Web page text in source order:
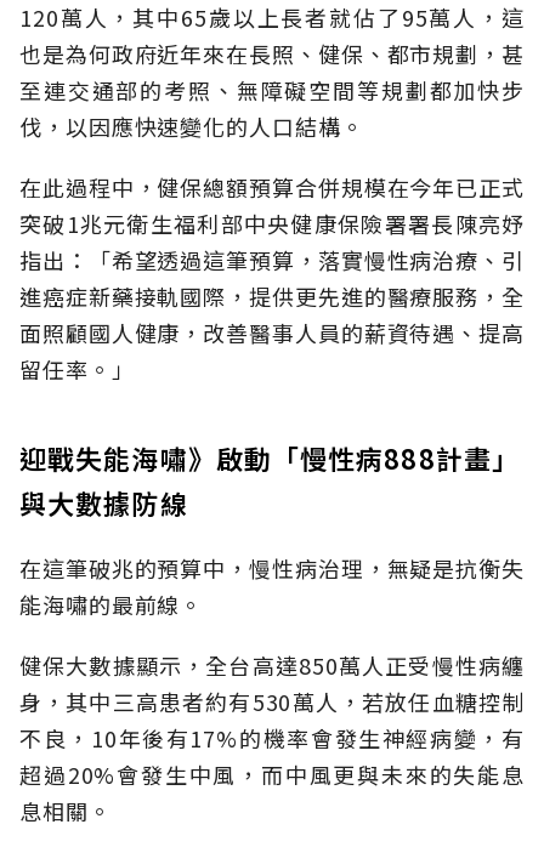
120萬人，其中65歲以上長者就佔了95萬人，這
也是為何政府近年來在長照、健保、都市規劃，甚
至連交通部的考照、無障礙空間等規劃都加快步
伐，以因應快速變化的人口結構。
在此過程中，健保總額預算合併規模在今年已正式
突破1兆元衛生福利部中央健康保險署署長陳亮妤
指出：「希望透過這筆預算，落實慢性病治療、引
進癌症新藥接軌國際，提供更先進的醫療服務，全
面照顧國人健康，改善醫事人員的薪資待遇、提高
留任率。」
迎戰失能海嘯》啟動「慢性病888計畫」
與大數據防線
在這筆破兆的預算中，慢性病治理，無疑是抗衡失
能海嘯的最前線。
健保大數據顯示，全台高達850萬人正受慢性病纏
身，其中三高患者約有530萬人，若放任血糖控制
不良，10年後有17%的機率會發生神經病變，有
超過20%會發生中風，而中風更與未來的失能息
息相關。